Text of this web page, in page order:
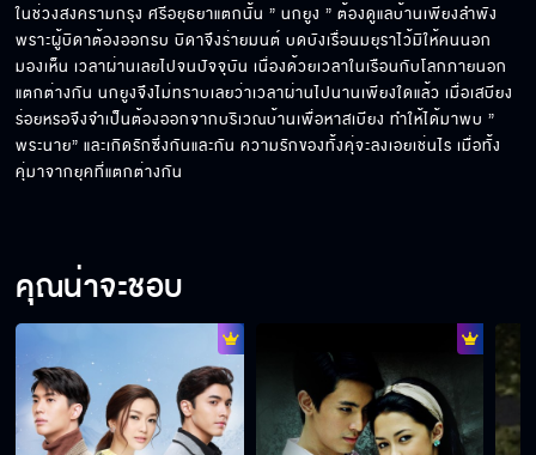
ในช่วงสงครามกรุง ศรีอยุธยาแตกนั้น ” นกยูง ” ต้องดูแลบ้านเพียงลำพัง
พราะผู้บิดาต้องออกรบ บิดาจึงร่ายมนต์ บดบังเรื่อนมยุราไว้มิให้คนนอก
มองเห็น เวลาผ่านเลยไปจนปัจจุบัน เนื่องด้วยเวลาในเรือนกับโลกภายนอก
แตกต่างกัน นกยูงจึงไม่ทราบเลยว่าเวลาผ่านไปนานเพียงใดแล้ว เมื่อเสบียง
ร่อยหรอจึงจำเป็นต้องออกจากบริเวณบ้านเพื่อหาสเบียง ทำให้ได้มาพบ ”
พระนาย” และเกิดรักซึ่งกันและกัน ความรักของทั้งคุ่จะลงเอยเช่นไร เมื่อทั้ง
คุ่มาจากยุคที่แตกต่างกัน
คุณน่าจะชอบ